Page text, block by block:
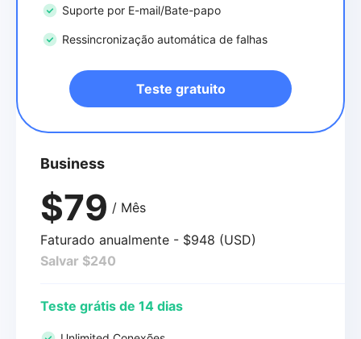
Suporte por E-mail/Bate-papo
Ressincronização automática de falhas
Teste gratuito
Business
$79 / Mês
Faturado anualmente - $948 (USD)
Salvar $240
Teste grátis de 14 dias